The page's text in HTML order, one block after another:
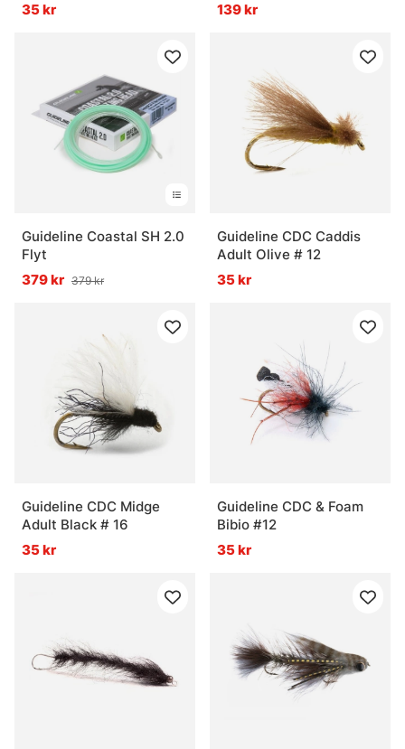
35 kr
139 kr
Guideline Coastal SH 2.0
Flyt
379 kr 379 kr
Guideline CDC Caddis
Adult Olive # 12
35 kr
Guideline CDC Midge
Adult Black # 16
35 kr
Guideline CDC & Foam
Bibio #12
35 kr